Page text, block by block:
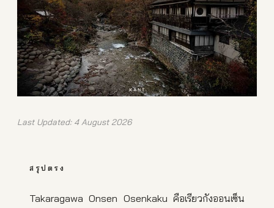
Last Updated: 4 August 2026
สรุปตรง
Takaragawa Onsen Osenkaku คือเรียวกังออนเซ็น